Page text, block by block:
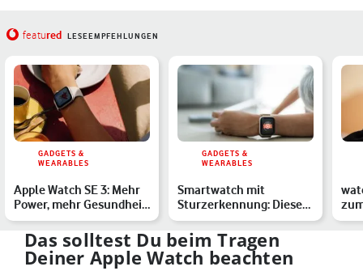
featured LESEEMPFEHLUNGEN
GADGETS &
WEARABLES
Apple Watch SE 3: Mehr
Power, mehr Gesundheit
– das kann die prei…
GADGETS &
WEARABLES
Smartwatch mit
Sturzerkennung: Diese
Modelle bieten das SOS-
Featu…
die
Das solltest Du beim Tragen
Deiner Apple Watch beachten